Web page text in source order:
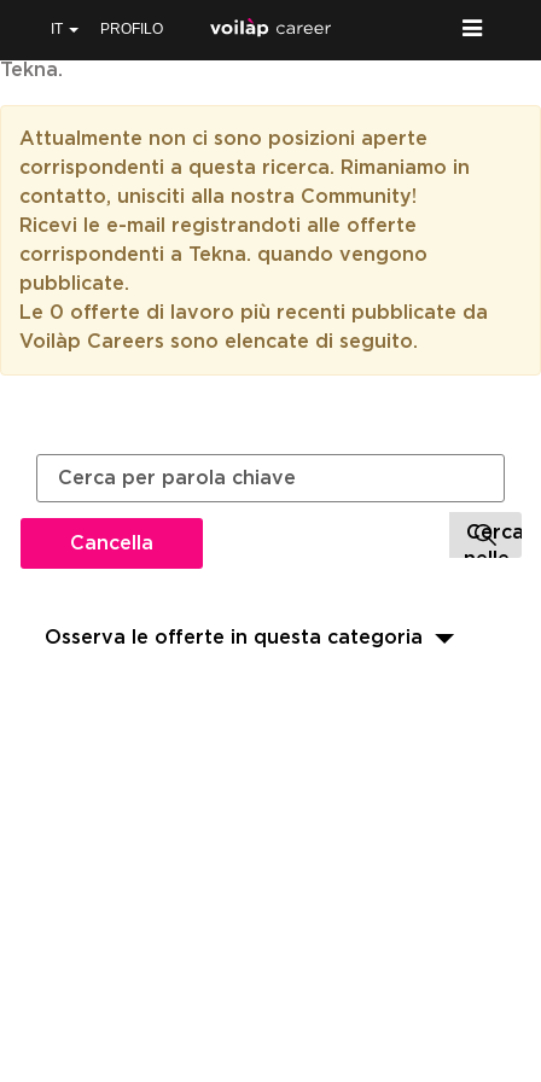
IT PROFILO
Tekna.
Attualmente non ci sono posizioni aperte
corrispondenti a questa ricerca. Rimaniamo in
contatto, unisciti alla nostra Community!
Ricevi le e-mail registrandoti alle offerte
corrispondenti a Tekna. quando vengono
pubblicate.
Le 0 offerte di lavoro più recenti pubblicate da
Voilàp Careers sono elencate di seguito.
Cancella
Osserva le offerte in questa categoria